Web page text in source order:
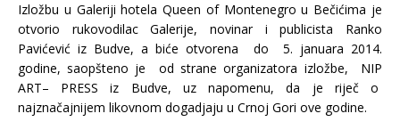
Izložbu u Galeriji hotela Queen of Montenegro u Bečićima je
otvorio rukovodilac Galerije, novinar i publicista Ranko
Pavićević iz Budve, a biće otvorena do 5. januara 2014.
godine, saopšteno je od strane organizatora izložbe, NIP
ART– PRESS iz Budve, uz napomenu, da je riječ o
najznačajnijem likovnom dogadjaju u Crnoj Gori ove godine.